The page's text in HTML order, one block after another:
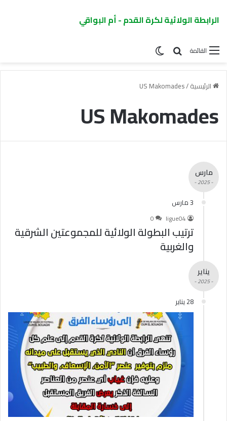
الرابطة الولائية لكرة القدم - أم البواقي
القائمة
الرئيسية/
US Makomades
US Makomades
مارس
- 2025 -
3 مارس
ligue04
0
ترتيب البطولة الولائية للمجموعتين الشرقية
والغربية
يناير
- 2025 -
28 يناير